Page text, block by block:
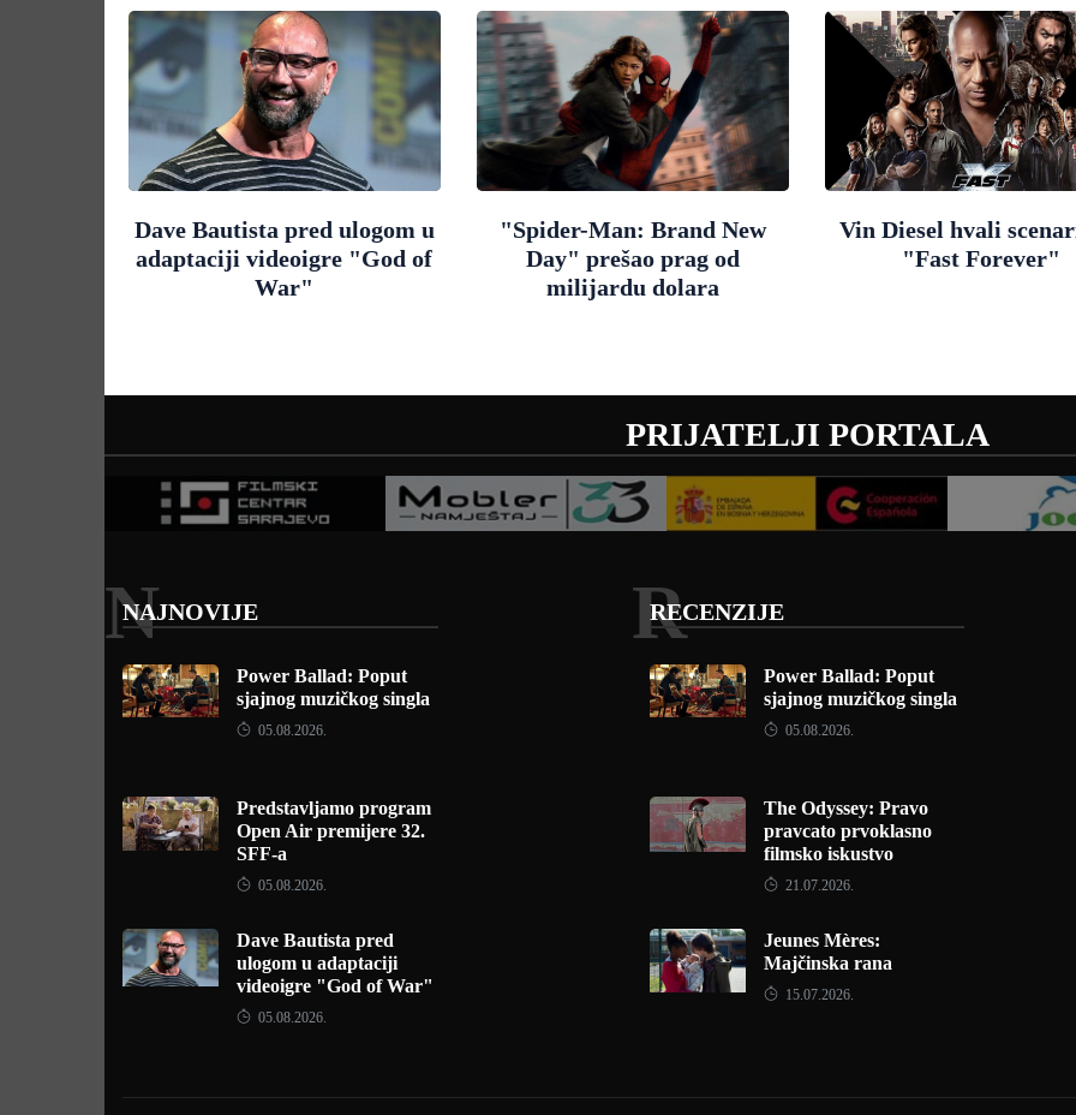
Dave Bautista pred ulogom u
adaptaciji videoigre "God of
War"
"Spider-Man: Brand New
Day" prešao prag od
milijardu dolara
Vin Diesel hvali
"Fast Forever"
PRIJATELJI PORTALA
NAJNOVIJE
N
Power Ballad: Poput
sjajnog muzičkog singla
05.08.2026.
Predstavljamo program
Open Air premijere 32.
SFF-a
05.08.2026.
Dave Bautista pred
ulogom u adaptaciji
videoigre "God of War"
05.08.2026.
RECENZIJE
R
Power Ballad: Poput
sjajnog muzičkog singla
05.08.2026.
The Odyssey: Pravo
pravcato prvoklasno
filmsko iskustvo
21.07.2026.
Jeunes Mères:
Majčinska rana
15.07.2026.